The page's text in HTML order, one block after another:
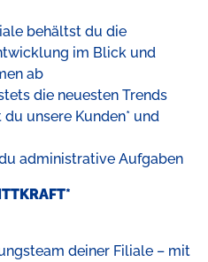
behältst du die
im Blick und
ab
die neuesten Trends
unsere Kunden* und
administrative Aufgaben
deiner Filiale – mit